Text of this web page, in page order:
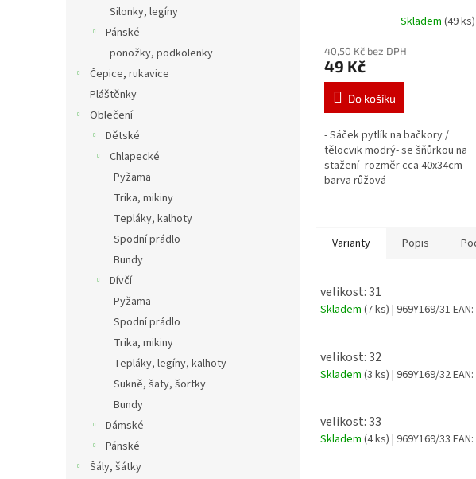
Silonky, legíny
Pánské
ponožky, podkolenky
Čepice, rukavice
Pláštěnky
Oblečení
Dětské
Chlapecké
Pyžama
Trika, mikiny
Tepláky, kalhoty
Spodní prádlo
Bundy
Dívčí
Pyžama
Spodní prádlo
Trika, mikiny
Tepláky, legíny, kalhoty
Sukně, šaty, šortky
Bundy
Dámské
Pánské
Šály, šátky
Skladem (49 ks)
40,50 Kč bez DPH
49 Kč
Do košíku
- Sáček pytlík na bačkory /
tělocvik modrý- se šňůrkou na
stažení- rozměr cca 40x34cm-
barva růžová
Varianty Popis
velikost: 31
Skladem (7 ks) | 969Y169/31 EAN:
velikost: 32
Skladem (3 ks) | 969Y169/32EAN:
velikost: 33
Skladem (4 ks) | 969Y169/33 EAN: